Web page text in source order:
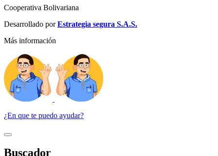
Cooperativa Bolivariana
Desarrollado porEstrategia segura S.A.S.
Más información
¿En que te puedo ayudar?
Buscador